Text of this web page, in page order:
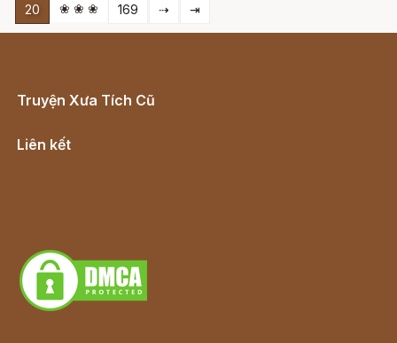
20
❀ ❀ ❀ 169 ⇢ ⇥
Truyện Xưa Tích Cũ
Liên kết